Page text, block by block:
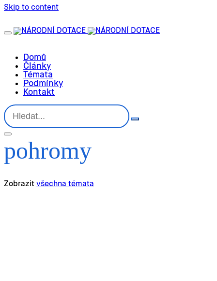
Skip to content
Domů
Články
Témata
Podmínky
Kontakt
pohromy
Zobrazit všechna témata